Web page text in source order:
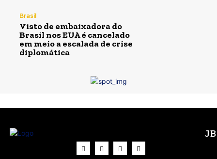
Brasil
Visto de embaixadora do
Brasil nos EUA é cancelado
em meio a escalada de crise
diplomática